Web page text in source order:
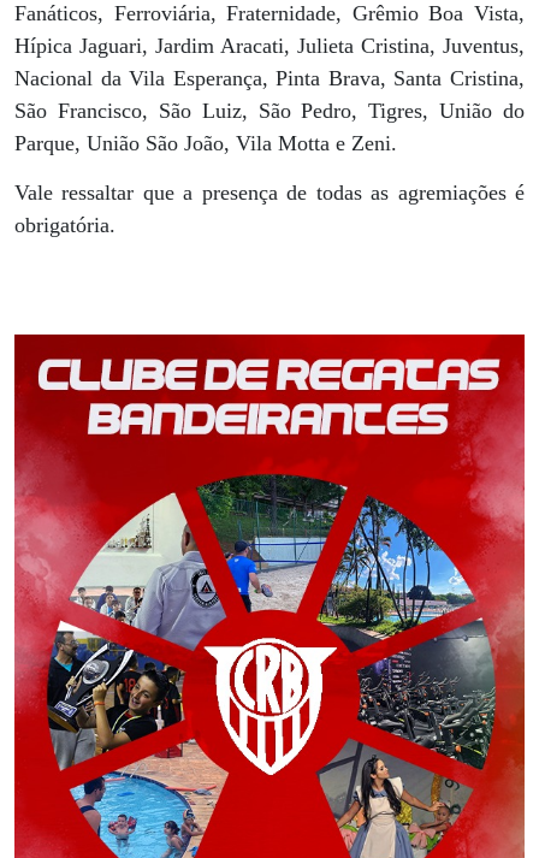
Fanáticos, Ferroviária, Fraternidade, Grêmio Boa Vista,
Hípica Jaguari, Jardim Aracati, Julieta Cristina, Juventus,
Nacional da Vila Esperança, Pinta Brava, Santa Cristina,
São Francisco, São Luiz, São Pedro, Tigres, União do
Parque, União São João, Vila Motta e Zeni.
Vale ressaltar que a presença de todas as agremiações é
obrigatória.